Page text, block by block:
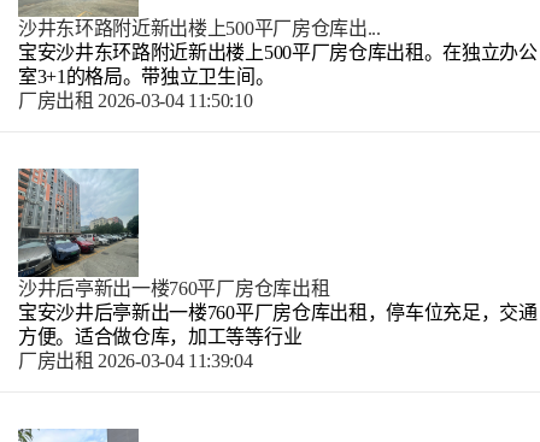
沙井东环路附近新出楼上500平厂房仓库出...
宝安沙井东环路附近新出楼上500平厂房仓库出租。在独立办公
室3+1的格局。带独立卫生间。
厂房出租 2026-03-04 11:50:10
沙井后亭新出一楼760平厂房仓库出租
宝安沙井后亭新出一楼760平厂房仓库出租，停车位充足，交通
方便。适合做仓库，加工等等行业
厂房出租 2026-03-04 11:39:04